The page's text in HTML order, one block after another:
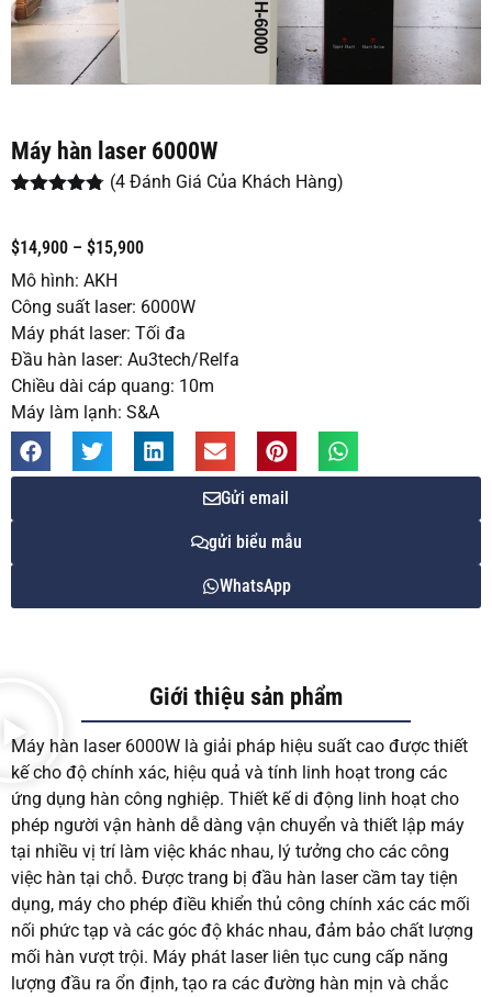
Máy hàn laser 6000W
đánh giá
(4 Đánh Giá Của Khách Hàng)
$14,900 – $15,900
Mô hình: AKH
Công suất laser: 6000W
Máy phát laser: Tối đa
Đầu hàn laser: Au3tech/Relfa
Chiều dài cáp quang: 10m
Máy làm lạnh: S&A
Gửi email
gửi biểu mẫu
WhatsApp
Giới thiệu sản phẩm
Máy hàn laser 6000W là giải pháp hiệu suất cao được thiết
kế cho độ chính xác, hiệu quả và tính linh hoạt trong các
ứng dụng hàn công nghiệp. Thiết kế di động linh hoạt cho
phép người vận hành dễ dàng vận chuyển và thiết lập máy
tại nhiều vị trí làm việc khác nhau, lý tưởng cho các công
việc hàn tại chỗ. Được trang bị đầu hàn laser cầm tay tiện
dụng, máy cho phép điều khiển thủ công chính xác các mối
nối phức tạp và các góc độ khác nhau, đảm bảo chất lượng
mối hàn vượt trội. Máy phát laser liên tục cung cấp năng
lượng đầu ra ổn định, tạo ra các đường hàn mịn và chắc